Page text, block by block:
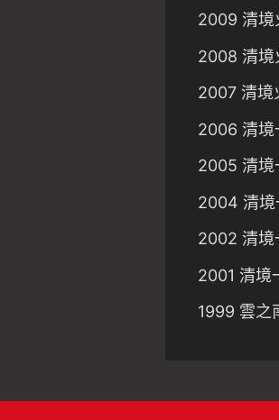
2009 清境
2008 清境
2007 清境
2006 清境
2005 清境
2004 清境
2002 清境
2001 清境
1999 雲之